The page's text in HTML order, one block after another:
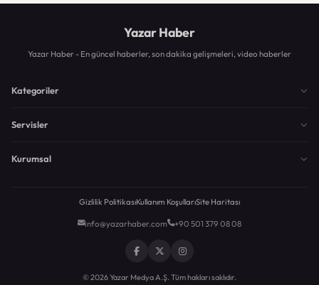
Yazar Haber
Yazar Haber - En güncel haberler, son dakika gelişmeleri, video haberler
Kategoriler
Servisler
Kurumsal
Gizlilik PolitikasıKullanım KoşullarıSite Haritası
info@yazarhaber.com +90 501 379 08 08
© 2026 Yazar Medya A.Ş. Tüm hakları saklıdır.